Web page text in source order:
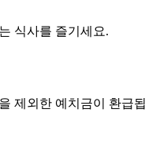
식사를 즐기세요.
제외한 예치금이 환급됩